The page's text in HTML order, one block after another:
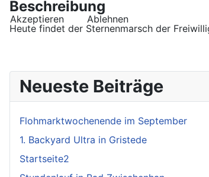
Beschreibung
Heute findet der Sternenmarsch der
Neueste Beiträge
Flohmarktwochenende im September
1. Backyard Ultra in Gristede
Startseite2
Akzeptieren Ablehnen